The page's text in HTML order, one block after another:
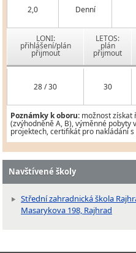
2,0 Denní
LONI:
přihlášení/plán
přijmout
LETOS:
plán
přijmout
28 / 30 30
Poznámky k oboru: možnost získat
(zvýhodněně A, B), výměnné
projektech, certifikát pro nakládání
Navštívené školy
Střední zahradnická škola
Masarykova 198, Rajhrad